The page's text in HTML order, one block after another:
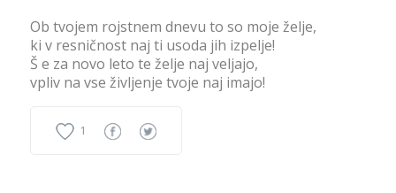
Ob tvojem rojstnem dnevu to so moje želje,
ki v resničnost naj ti usoda jih izpelje!
Š e za novo leto te želje naj veljajo,
vpliv na vse življenje tvoje naj imajo!
1